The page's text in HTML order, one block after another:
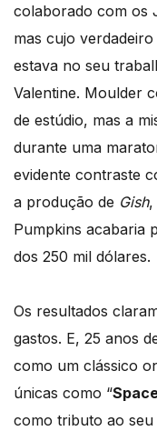
colaborado com os
mas cujo
estava no seu
Valentine. Moulder
de estúdio, mas a
durante uma
evidente contraste
a produção de Gish,
Pumpkins acabaria
dos 250 mil dólares.
Os resultados
gastos. E, 25 anos
como um clássico
únicas como “
como tributo ao